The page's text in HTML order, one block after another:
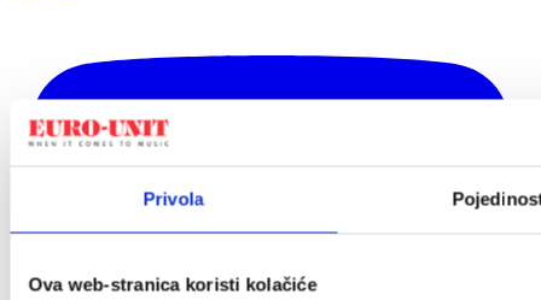
Privola
Ova web-stranica koristi kolačiće